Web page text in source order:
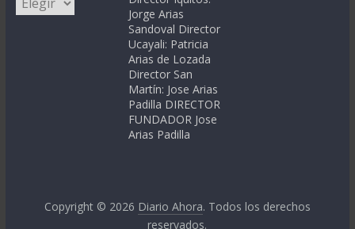
Jorge Arias
Sandoval Director
Ucayali: Patricia
Arias de Lozada
Director San
Martín: Jose Arias
Padilla DIRECTOR
FUNDADOR Jose
Arias Padilla
Copyright © 2026 Diario Ahora. Todos los derechos
reservados.